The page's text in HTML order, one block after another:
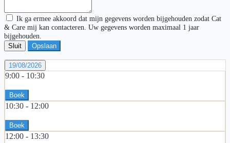
Ik ga ermee akkoord dat mijn gegevens worden bijgehouden zodat Cat
& Care mij kan contacteren. Uw gegevens worden maximaal 1 jaar
bijgehouden.
Sluit Opslaan
19/08/2026
9:00 - 10:30
Boek
10:30 - 12:00
Boek
12:00 - 13:30